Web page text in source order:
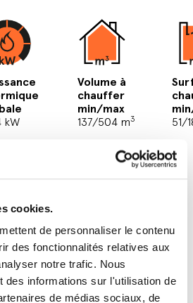
cookies.
de personnaliser le contenu
des fonctionnalités relatives aux
notre trafic. Nous
des informations sur l'utilisation de
de médias sociaux, de
kW
Volume à
chauffer
min/max
137/504 m3
51/